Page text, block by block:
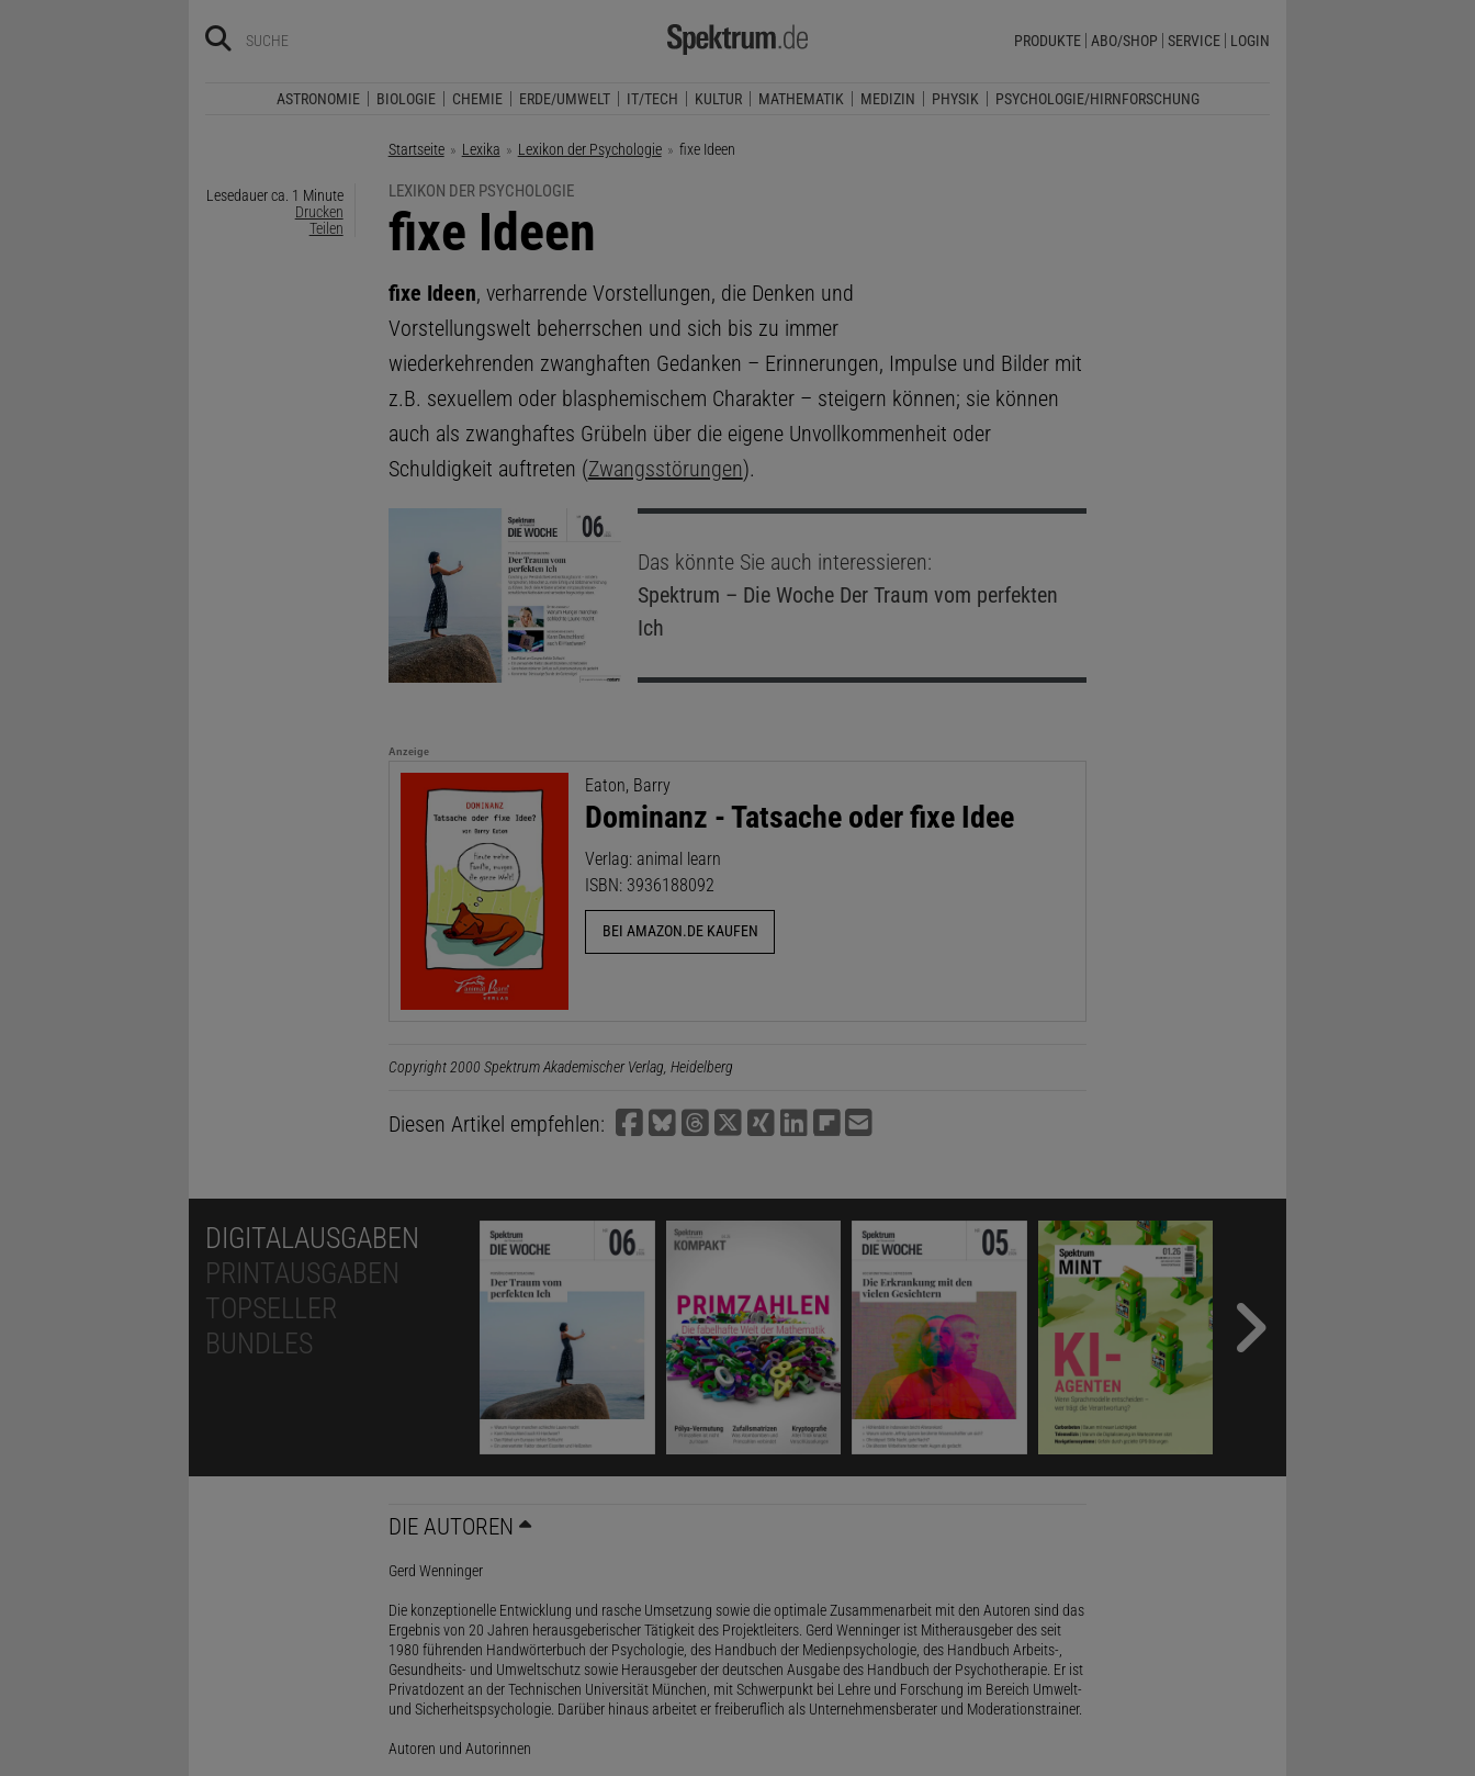
PRODUKTE ABO/SHOP SERVICE LOGIN
ASTRONOMIE BIOLOGIE CHEMIE ERDE/UMWELT IT/TECH KULTUR MATHEMATIK MEDIZIN PHYSIK PSYCHOLOGIE/HIRNFORSCHUNG
Startseite Lexika Lexikon der Psychologie Aktuelle Seite:
fixe Ideen
Lesedauer ca. 1 Minute
Drucken
Teilen
LEXIKON DER PSYCHOLOGIE
:
fixe Ideen
fixe Ideen, verharrende Vorstellungen, die Denken und
Vorstellungswelt beherrschen und sich bis zu immer
wiederkehrenden zwanghaften Gedanken – Erinnerungen, Impulse und Bilder mit
z.B. sexuellem oder blasphemischem Charakter – steigern können; sie können
auch als zwanghaftes Grübeln über die eigene Unvollkommenheit oder
Schuldigkeit auftreten (Zwangsstörungen).
Das könnte Sie auch interessieren:
Spektrum – Die WocheDer Traum vom perfekten
Ich
Anzeige
Eaton, Barry
Dominanz - Tatsache oder fixe Idee
Verlag: animal learn
ISBN: 3936188092
BEI AMAZON.DE KAUFEN
Copyright 2000 Spektrum Akademischer Verlag, Heidelberg
Diesen Artikel empfehlen:
DIGITALAUSGABEN
PRINTAUSGABEN
TOPSELLER
BUNDLES
DIE AUTOREN
Gerd Wenninger
Die konzeptionelle Entwicklung und rasche Umsetzung sowie die optimale Zusammenarbeit mit den Autoren sind das
Ergebnis von 20 Jahren herausgeberischer Tätigkeit des Projektleiters. Gerd Wenninger ist Mitherausgeber des seit
1980 führenden Handwörterbuch der Psychologie, des Handbuch der Medienpsychologie, des Handbuch Arbeits-,
Gesundheits- und Umweltschutz sowie Herausgeber der deutschen Ausgabe des Handbuch der Psychotherapie. Er ist
Privatdozent an der Technischen Universität München, mit Schwerpunkt bei Lehre und Forschung im Bereich Umwelt-
und Sicherheitspsychologie. Darüber hinaus arbeitet er freiberuflich als Unternehmensberater und Moderationstrainer.
Autoren und Autorinnen